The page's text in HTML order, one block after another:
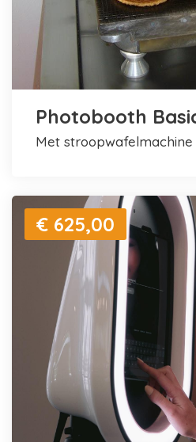
Photobooth
met
€ 625,00